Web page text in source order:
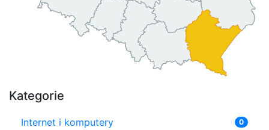
Kategorie
Internet i komputery 0